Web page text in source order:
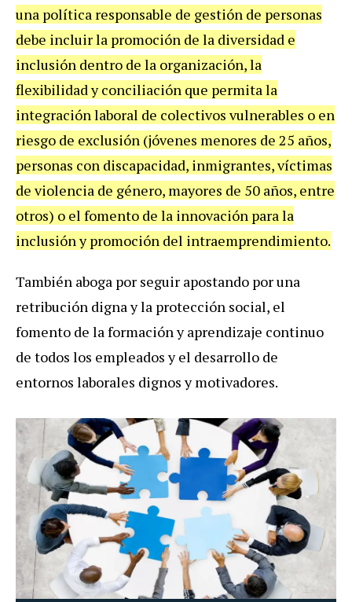
una política responsable de gestión de personas
debe incluir la promoción de la diversidad e
inclusión dentro de la organización, la
flexibilidad y conciliación que permita la
integración laboral de colectivos vulnerables o en
riesgo de exclusión (jóvenes menores de 25 años,
personas con discapacidad, inmigrantes, víctimas
de violencia de género, mayores de 50 años, entre
otros) o el fomento de la innovación para la
inclusión y promoción del intraemprendimiento.
También aboga por seguir apostando por una
retribución digna y la protección social, el
fomento de la formación y aprendizaje continuo
de todos los empleados y el desarrollo de
entornos laborales dignos y motivadores.